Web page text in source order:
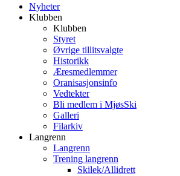
Nyheter
Klubben
Klubben
Styret
Øvrige tillitsvalgte
Historikk
Æresmedlemmer
Oranisasjonsinfo
Vedtekter
Bli medlem i MjøsSki
Galleri
Filarkiv
Langrenn
Langrenn
Trening langrenn
Skilek/Allidrett